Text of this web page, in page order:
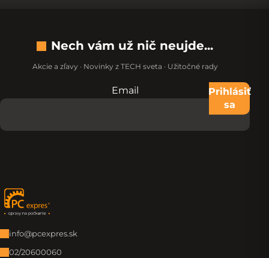
Nech vám už nič neujde...
Akcie a zľavy · Novinky z TECH sveta · Užitočné rady
Nevypĺňajte toto pole:
Email
Prihlásiť
sa
Zápätie
info@pcexpres.sk
02/20600060